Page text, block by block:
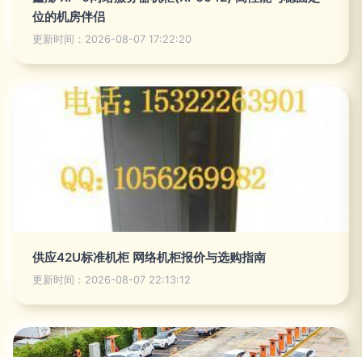
位的机房伴侣
更新时间：2026-08-07 17:22:20
供应42U标准机柜 网络机柜报价与选购指南
更新时间：2026-08-07 22:13:12